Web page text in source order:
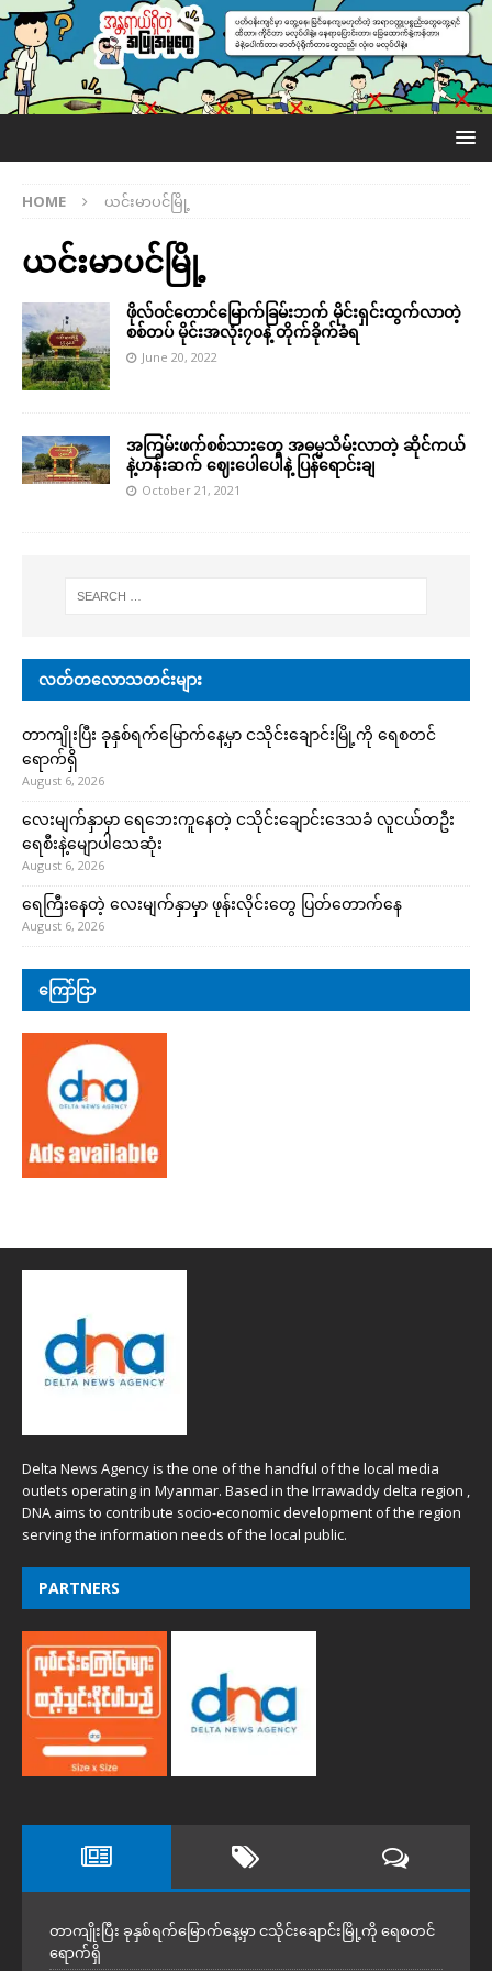
HOME ယင်းမာပင်မြို့
ယင်းမာပင်မြို့
ဖိုလ်ဝင်တောင်မြောက်ခြမ်းဘက် မိုင်းရှင်းထွက်လာတဲ့
စစ်တပ် မိုင်းအလုံး၇၀နဲ့ တိုက်ခိုက်ခံရ
June 20, 2022
အကြမ်းဖက်စစ်သားတွေ အဓမ္မသိမ်းလာတဲ့ ဆိုင်ကယ်
နဲ့ဟန်းဆက် ဈေးပေါပေါနဲ့ ပြန်ရောင်းချ
October 21, 2021
လတ်တလောသတင်းများ
တာကျိုးပြီး ခုနှစ်ရက်မြောက်နေ့မှာ ငသိုင်းချောင်းမြို့ကို ရေစတင်
ရောက်ရှိ
August 6, 2026
လေးမျက်နှာမှာ ရေဘေးကူနေတဲ့ ငသိုင်းချောင်းဒေသခံ လူငယ်တဦး
ရေစီးနဲ့မျောပါသေဆုံး
August 6, 2026
ရေကြီးနေတဲ့ လေးမျက်နှာမှာ ဖုန်းလိုင်းတွေ ပြတ်တောက်နေ
August 6, 2026
ကြော်ငြာ
Delta News Agency is the one of the handful of the local media
outlets operating in Myanmar. Based in the Irrawaddy delta region ,
DNA aims to contribute socio-economic development of the region
serving the information needs of the local public.
PARTNERS
တာကျိုးပြီး ခုနှစ်ရက်မြောက်နေ့မှာ ငသိုင်းချောင်းမြို့ကို ရေစတင်
ရောက်ရှိ